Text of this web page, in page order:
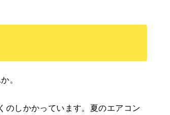
。
しかかっています。夏のエアコン